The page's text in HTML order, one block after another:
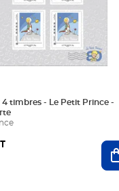
timbres - Le Petit Prince -